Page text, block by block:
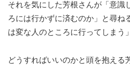
それを気にした芳根さんが「意識
ろには行かずに済むのか」と尋ね
は変な人のところに行ってしまう
どうすればいいのかと頭を抱える